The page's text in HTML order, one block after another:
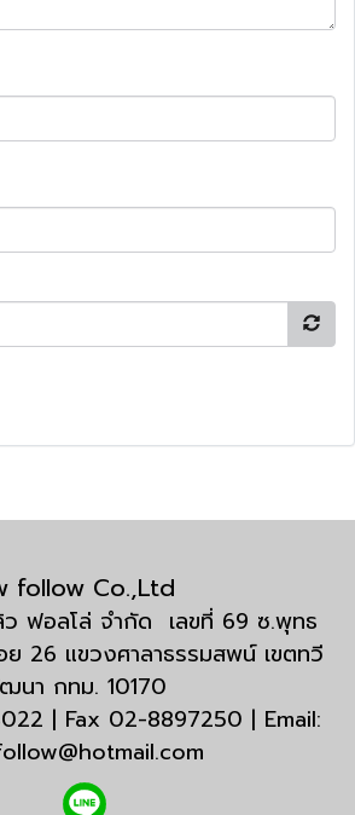
follow Co.,Ltd
ฟอลโล่ จำกัด เลขที่ 69 ซ.พุทธ
26 แขวงศาลาธรรมสพน์ เขตทวี
นา กทม. 10170
| Fax 02-8897250 | Email: